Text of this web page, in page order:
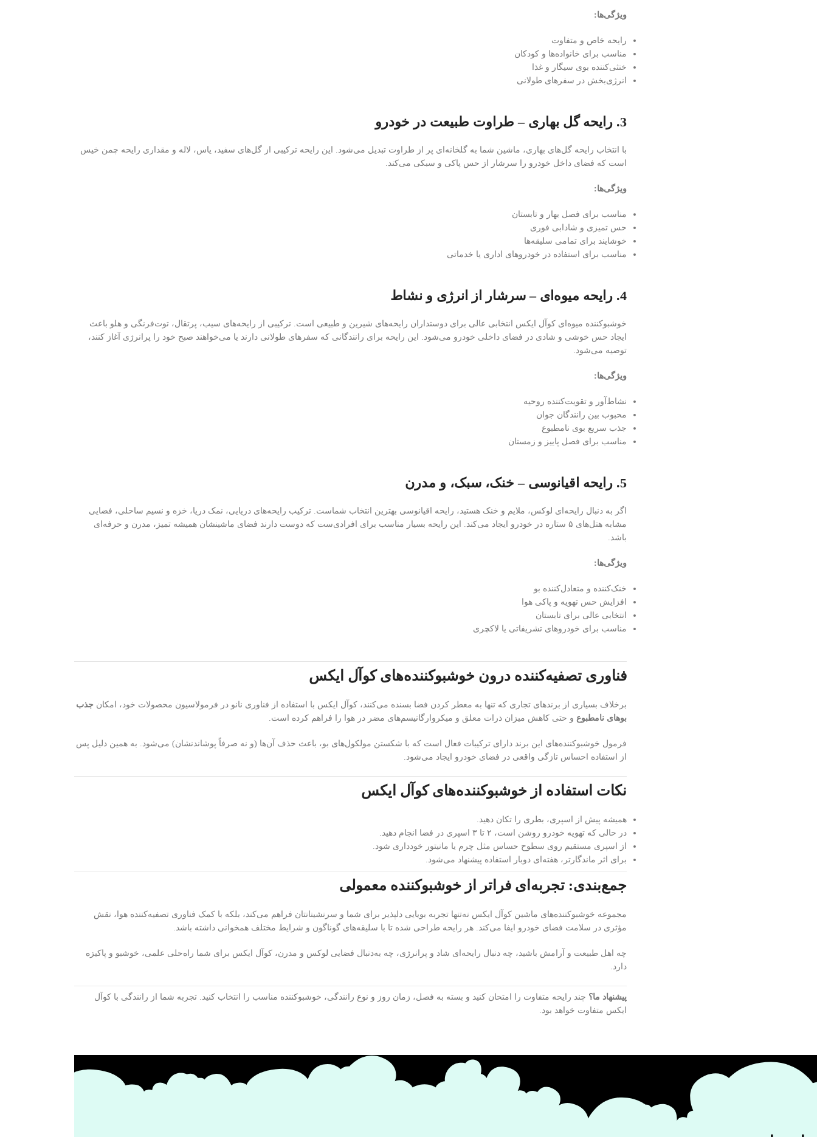
ویژگی‌ها:
رایحه خاص و متفاوت
مناسب برای خانواده‌ها و کودکان
خنثی‌کننده بوی سیگار و غذا
انرژی‌بخش در سفرهای طولانی
3. رایحه گل بهاری – طراوت طبیعت در خودرو
با انتخاب رایحه گل‌های بهاری، ماشین شما به گلخانه‌ای پر از طراوت تبدیل می‌شود. این رایحه ترکیبی از گل‌های سفید، یاس، لاله و مقداری رایحه چمن خیس
است که فضای داخل خودرو را سرشار از حس پاکی و سبکی می‌کند.
ویژگی‌ها:
مناسب برای فصل بهار و تابستان
حس تمیزی و شادابی فوری
خوشایند برای تمامی سلیقه‌ها
مناسب برای استفاده در خودروهای اداری یا خدماتی
4. رایحه میوه‌ای – سرشار از انرژی و نشاط
خوشبوکننده میوه‌ای کوآل ایکس انتخابی عالی برای دوستداران رایحه‌های شیرین و طبیعی است. ترکیبی از رایحه‌های سیب، پرتقال، توت‌فرنگی و هلو باعث
ایجاد حس خوشی و شادی در فضای داخلی خودرو می‌شود. این رایحه برای رانندگانی که سفرهای طولانی دارند یا می‌خواهند صبح خود را پرانرژی آغاز کنند،
توصیه می‌شود.
ویژگی‌ها:
نشاط‌آور و تقویت‌کننده روحیه
محبوب بین رانندگان جوان
جذب سریع بوی نامطبوع
مناسب برای فصل پاییز و زمستان
5. رایحه اقیانوسی – خنک، سبک، و مدرن
اگر به دنبال رایحه‌ای لوکس، ملایم و خنک هستید، رایحه اقیانوسی بهترین انتخاب شماست. ترکیب رایحه‌های دریایی، نمک دریا، خزه و نسیم ساحلی، فضایی
مشابه هتل‌های ۵ ستاره در خودرو ایجاد می‌کند. این رایحه بسیار مناسب برای افرادی‌ست که دوست دارند فضای ماشینشان همیشه تمیز، مدرن و حرفه‌ای
باشد.
ویژگی‌ها:
خنک‌کننده و متعادل‌کننده بو
افزایش حس تهویه و پاکی هوا
انتخابی عالی برای تابستان
مناسب برای خودروهای تشریفاتی یا لاکچری
فناوری تصفیه‌کننده درون خوشبوکننده‌های کوآل ایکس
برخلاف بسیاری از برندهای تجاری که تنها به معطر کردن فضا بسنده می‌کنند، کوآل ایکس با استفاده از فناوری نانو در فرمولاسیون محصولات خود، امکان جذب
بوهای نامطبوع و حتی کاهش میزان ذرات معلق و میکروارگانیسم‌های مضر در هوا را فراهم کرده است.
فرمول خوشبوکننده‌های این برند دارای ترکیبات فعال است که با شکستن مولکول‌های بو، باعث حذف آن‌ها (و نه صرفاً پوشاندنشان) می‌شود. به همین دلیل پس
از استفاده احساس تازگی واقعی در فضای خودرو ایجاد می‌شود.
نکات استفاده از خوشبوکننده‌های کوآل ایکس
همیشه پیش از اسپری، بطری را تکان دهید.
در حالی که تهویه خودرو روشن است، ۲ تا ۳ اسپری در فضا انجام دهید.
از اسپری مستقیم روی سطوح حساس مثل چرم یا مانیتور خودداری شود.
برای اثر ماندگارتر، هفته‌ای دوبار استفاده پیشنهاد می‌شود.
جمع‌بندی: تجربه‌ای فراتر از خوشبوکننده معمولی
مجموعه خوشبوکننده‌های ماشین کوآل ایکس نه‌تنها تجربه بویایی دلپذیر برای شما و سرنشینانتان فراهم می‌کند، بلکه با کمک فناوری تصفیه‌کننده هوا، نقش
مؤثری در سلامت فضای خودرو ایفا می‌کند. هر رایحه طراحی شده تا با سلیقه‌های گوناگون و شرایط مختلف همخوانی داشته باشد.
چه اهل طبیعت و آرامش باشید، چه دنبال رایحه‌ای شاد و پرانرژی، چه به‌دنبال فضایی لوکس و مدرن، کوآل ایکس برای شما راه‌حلی علمی، خوشبو و پاکیزه
دارد.
پیشنهاد ما؟ چند رایحه متفاوت را امتحان کنید و بسته به فصل، زمان روز و نوع رانندگی، خوشبوکننده مناسب را انتخاب کنید. تجربه شما از رانندگی با کوآل
ایکس متفاوت خواهد بود.